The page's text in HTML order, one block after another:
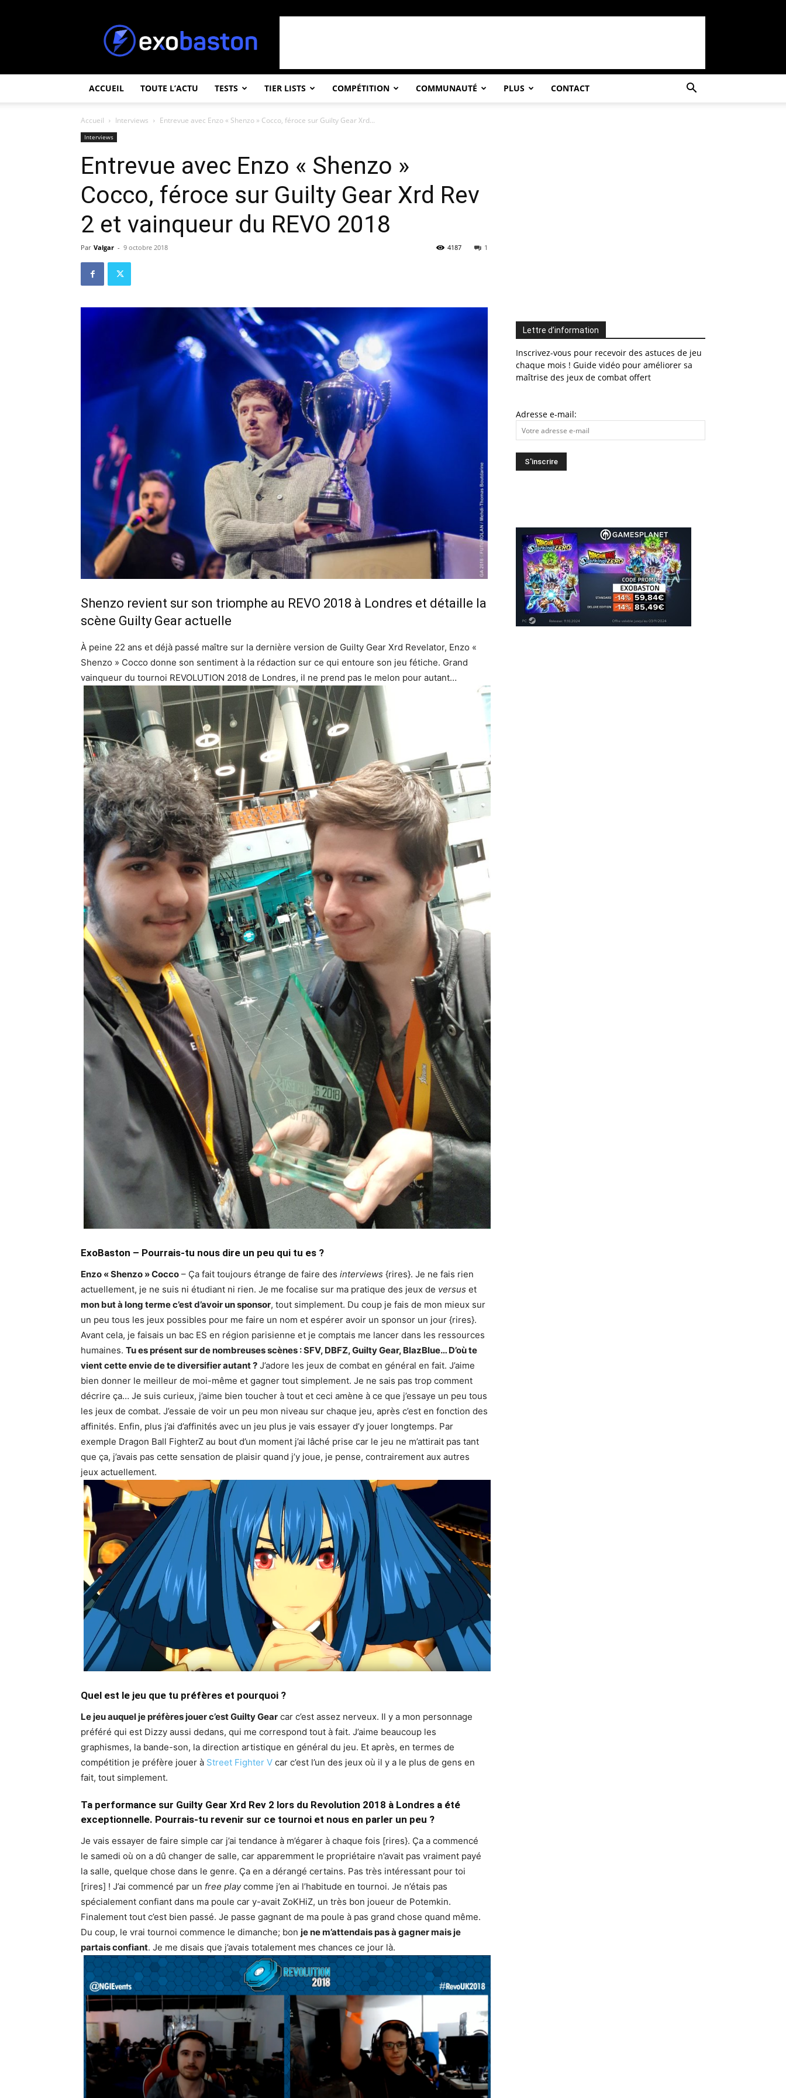
ACCUEIL TOUTE L’ACTU TESTS TIER LISTS COMPÉTITION COMMUNAUTÉ PLUS CONTACT
Accueil Interviews Entrevue avec Enzo « Shenzo » Cocco, féroce sur Guilty Gear Xrd...
Interviews
Entrevue avec Enzo « Shenzo »
Cocco, féroce sur Guilty Gear Xrd Rev
2 et vainqueur du REVO 2018
Par Valgar - 9 octobre 2018 1
4187
Shenzo revient sur son triomphe au REVO 2018 à Londres et détaille la
scène Guilty Gear actuelle
À peine 22 ans et déjà passé maître sur la dernière version de Guilty Gear Xrd Revelator, Enzo «
Shenzo » Cocco donne son sentiment à la rédaction sur ce qui entoure son jeu fétiche. Grand
vainqueur du tournoi REVOLUTION 2018 de Londres, il ne prend pas le melon pour autant…
ExoBaston – Pourrais-tu nous dire un peu qui tu es ?
Enzo « Shenzo » Cocco – Ça fait toujours étrange de faire des interviews {rires}. Je ne fais rien
actuellement, je ne suis ni étudiant ni rien. Je me focalise sur ma pratique des jeux de versus et
mon but à long terme c’est d’avoir un sponsor, tout simplement. Du coup je fais de mon mieux sur
un peu tous les jeux possibles pour me faire un nom et espérer avoir un sponsor un jour {rires}.
Avant cela, je faisais un bac ES en région parisienne et je comptais me lancer dans les ressources
humaines. Tu es présent sur de nombreuses scènes : SFV, DBFZ, Guilty Gear, BlazBlue… D’où te
vient cette envie de te diversifier autant ? J’adore les jeux de combat en général en fait. J’aime
bien donner le meilleur de moi-même et gagner tout simplement. Je ne sais pas trop comment
décrire ça… Je suis curieux, j’aime bien toucher à tout et ceci amène à ce que j’essaye un peu tous
les jeux de combat. J’essaie de voir un peu mon niveau sur chaque jeu, après c’est en fonction des
affinités. Enfin, plus j’ai d’affinités avec un jeu plus je vais essayer d’y jouer longtemps. Par
exemple Dragon Ball FighterZ au bout d’un moment j’ai lâché prise car le jeu ne m’attirait pas tant
que ça, j’avais pas cette sensation de plaisir quand j’y joue, je pense, contrairement aux autres
jeux actuellement.
Quel est le jeu que tu préfères et pourquoi ?
Le jeu auquel je préfères jouer c’est Guilty Gear car c’est assez nerveux. Il y a mon personnage
préféré qui est Dizzy aussi dedans, qui me correspond tout à fait. J’aime beaucoup les
graphismes, la bande-son, la direction artistique en général du jeu. Et après, en termes de
compétition je préfère jouer à Street Fighter V car c’est l’un des jeux où il y a le plus de gens en
fait, tout simplement.
Ta performance sur Guilty Gear Xrd Rev 2 lors du Revolution 2018 à Londres a été
exceptionnelle. Pourrais-tu revenir sur ce tournoi et nous en parler un peu ?
Je vais essayer de faire simple car j’ai tendance à m’égarer à chaque fois [rires}. Ça a commencé
le samedi où on a dû changer de salle, car apparemment le propriétaire n’avait pas vraiment payé
la salle, quelque chose dans le genre. Ça en a dérangé certains. Pas très intéressant pour toi
[rires] ! J’ai commencé par un free playcomme j’en ai l’habitude en tournoi. Je n’étais pas
spécialement confiant dans ma poule car y-avait ZoKHiZ, un très bon joueur de Potemkin.
Finalement tout c’est bien passé. Je passe gagnant de ma poule à pas grand chose quand même.
Du coup, le vrai tournoi commence le dimanche; bon je ne m’attendais pas à gagner mais je
partais confiant. Je me disais que j’avais totalement mes chances ce jour là.
Lettre d’information
Inscrivez-vous pour recevoir des astuces de jeu
chaque mois ! Guide vidéo pour améliorer sa
maîtrise des jeux de combat offert
Adresse e-mail: